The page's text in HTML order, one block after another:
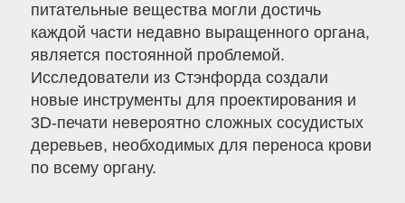
питательные вещества могли достичь
каждой части недавно выращенного органа,
является постоянной проблемой.
Исследователи из Стэнфорда создали
новые инструменты для проектирования и
3D-печати невероятно сложных сосудистых
деревьев, необходимых для переноса крови
по всему органу.